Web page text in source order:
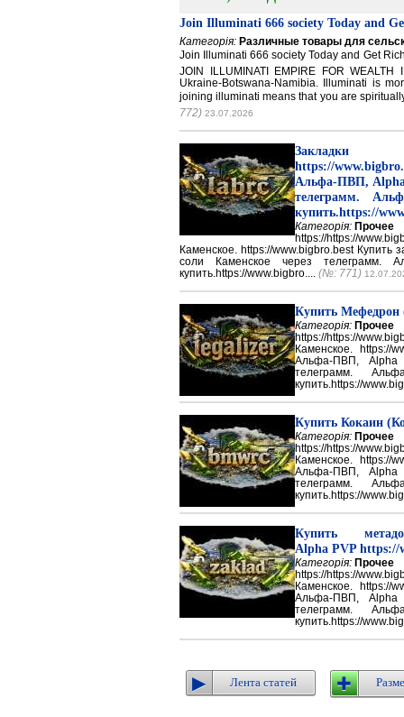
Join Illuminati 666 society Today and
Категорія: Различные товары для
Join Illuminati 666 society Today and Get
JOIN ILLUMINATI EMPIRE FOR WEALTH
Ukraine-Botswana-Namibia. Illuminati is
joining illuminati means that you are
772) 23.07.2026
Закладки
https://
Альфа-ПВП, Alpha
телеграмм.
купить.https://
Категорія: Прочее
https://https://
Каменское. https://www.bigbro.best Купить
соли Каменское через телеграмм.
купить.https://www.bigbro.... (№: 771)
Купить
Категорія: Прочее
https://https://
Каменское. https://
Альфа-ПВП, Alpha
телеграмм.
купить.https://
Купить Кокаин
Категорія: Прочее
https://https://
Каменское. https://
Альфа-ПВП, Alpha
телеграмм.
купить.https://
Купить
Alpha PVP https://
Категорія: Прочее
https://https://
Каменское. https://
Альфа-ПВП, Alpha
телеграмм.
купить.https://
Лента статей